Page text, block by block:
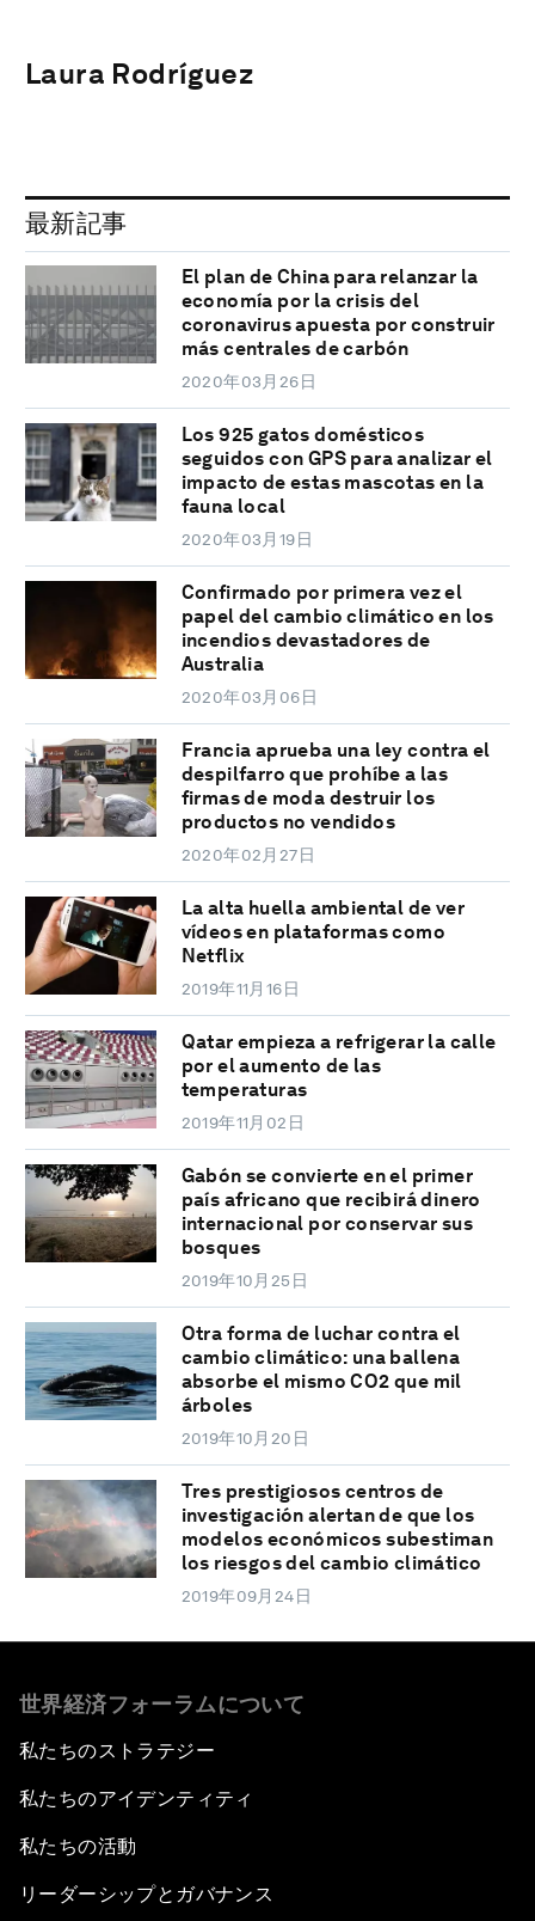
Laura Rodríguez
最新記事
El plan de China para relanzar la
economía por la crisis del
coronavirus apuesta por construir
más centrales de carbón
2020年03月26日
Los 925 gatos domésticos
seguidos con GPS para analizar el
impacto de estas mascotas en la
fauna local
2020年03月19日
Confirmado por primera vez el
papel del cambio climático en los
incendios devastadores de
Australia
2020年03月06日
Francia aprueba una ley contra el
despilfarro que prohíbe a las
firmas de moda destruir los
productos no vendidos
2020年02月27日
La alta huella ambiental de ver
vídeos en plataformas como
Netflix
2019年11月16日
Qatar empieza a refrigerar la calle
por el aumento de las
temperaturas
2019年11月02日
Gabón se convierte en el primer
país africano que recibirá dinero
internacional por conservar sus
bosques
2019年10月25日
Otra forma de luchar contra el
cambio climático: una ballena
absorbe el mismo CO2 que mil
árboles
2019年10月20日
Tres prestigiosos centros de
investigación alertan de que los
modelos económicos subestiman
los riesgos del cambio climático
2019年09月24日
世界経済フォーラムについて
私たちのストラテジー
私たちのアイデンティティ
私たちの活動
リーダーシップとガバナンス